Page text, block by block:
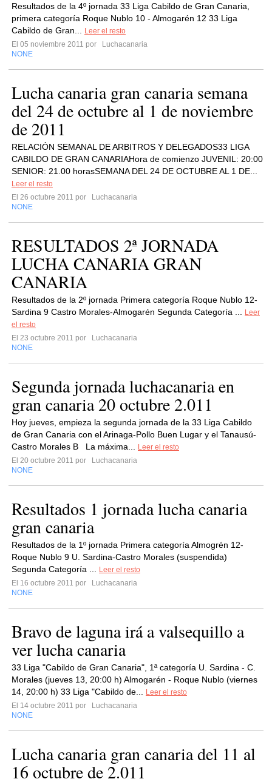
Resultados de la 4º jornada 33 Liga Cabildo de Gran Canaria,
primera categoría Roque Nublo 10 - Almogarén 12 33 Liga
Cabildo de Gran...
Leer el resto
El 05 noviembre 2011 por
Luchacanaria
NONE
Lucha canaria gran canaria semana
del 24 de octubre al 1 de noviembre
de 2011
RELACIÓN SEMANAL DE ARBITROS Y DELEGADOS33 LIGA
CABILDO DE GRAN CANARIAHora de comienzo JUVENIL: 20:00
SENIOR: 21.00 horasSEMANA DEL 24 DE OCTUBRE AL 1 DE...
Leer el resto
El 26 octubre 2011 por
Luchacanaria
NONE
RESULTADOS 2ª JORNADA
LUCHA CANARIA GRAN
CANARIA
Resultados de la 2º jornada Primera categoría Roque Nublo 12-
Sardina 9 Castro Morales-Almogarén Segunda Categoría ...
Leer
el resto
El 23 octubre 2011 por
Luchacanaria
NONE
Segunda jornada luchacanaria en
gran canaria 20 octubre 2.011
Hoy jueves, empieza la segunda jornada de la 33 Liga Cabildo
de Gran Canaria con el Arinaga-Pollo Buen Lugar y el Tanausú-
Castro Morales B La máxima...
Leer el resto
El 20 octubre 2011 por
Luchacanaria
NONE
Resultados 1 jornada lucha canaria
gran canaria
Resultados de la 1º jornada Primera categoría Almogrén 12-
Roque Nublo 9 U. Sardina-Castro Morales (suspendida)
Segunda Categoría ...
Leer el resto
El 16 octubre 2011 por
Luchacanaria
NONE
Bravo de laguna irá a valsequillo a
ver lucha canaria
33 Liga "Cabildo de Gran Canaria", 1ª categoría U. Sardina - C.
Morales (jueves 13, 20:00 h) Almogarén - Roque Nublo (viernes
14, 20:00 h) 33 Liga "Cabildo de...
Leer el resto
El 14 octubre 2011 por
Luchacanaria
NONE
Lucha canaria gran canaria del 11 al
16 octubre de 2.011